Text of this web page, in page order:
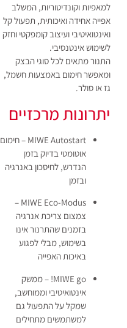
למאפיות וקונדיטוריות, המשלב
אפייה אחידה ואיכותית, תפעול קל
ואינטואיטיבי ועיצוב קומפקטי וחזק
לשימוש אינטנסיבי.
התנור מתאים לכל סוגי הבצק
ומאפשר חימום באמצעות חשמל,
גז או סולר.
יתרונות מרכזיים
MIWE Autostart – חימום
אוטומטי בדיוק בזמן
הנדרש, לחיסכון באנרגיה
ובזמן
MIWE Eco-Modus –
צמצום צריכת אנרגיה
בזמנים שהתרנור אינו
בשימוש, מבלי לפגוע
באיכות האפייה
MIWE go! – ממשק
אינטואיטיבי וממוחשב,
שמקל על התפעול גם
למשתמשים מתחילים